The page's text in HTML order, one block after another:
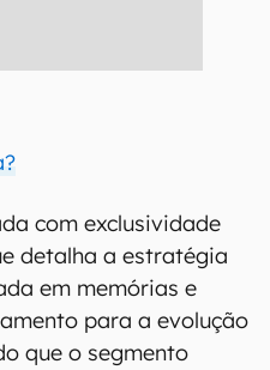
com exclusividade
detalha a estratégia
em memórias e
para a evolução
que o segmento